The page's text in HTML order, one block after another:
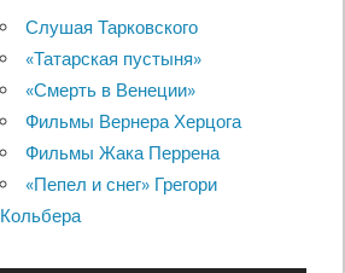
Слушая Тарковского
«Татарская пустыня»
«Смерть в Венеции»
Фильмы Вернера Херцога
Фильмы Жака Перрена
«Пепел и снег» Грегори
Кольбера